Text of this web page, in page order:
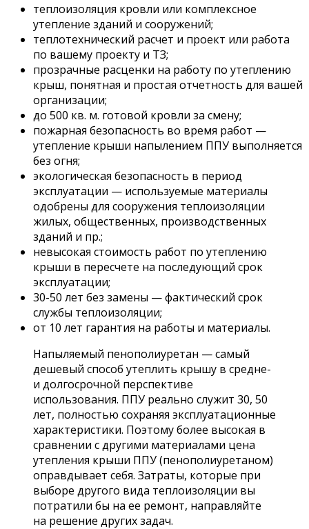
теплоизоляция кровли или комплексное
утепление зданий и сооружений;
теплотехнический расчет и проект или работа
по вашему проекту и ТЗ;
прозрачные расценки на работу по утеплению
крыш, понятная и простая отчетность для вашей
организации;
до 500 кв. м. готовой кровли за смену;
пожарная безопасность во время работ —
утепление крыши напылением ППУ выполняется
без огня;
экологическая безопасность в период
эксплуатации — используемые материалы
одобрены для сооружения теплоизоляции
жилых, общественных, производственных
зданий и пр.;
невысокая стоимость работ по утеплению
крыши в пересчете на последующий срок
эксплуатации;
30-50 лет без замены — фактический срок
службы теплоизоляции;
от 10 лет гарантия на работы и материалы.
Напыляемый пенополиуретан — самый
дешевый способ утеплить крышу в средне-
и долгосрочной перспективе
использования. ППУ реально служит 30, 50
лет, полностью сохраняя эксплуатационные
характеристики. Поэтому более высокая в
сравнении с другими материалами цена
утепления крыши ППУ (пенополиуретаном)
оправдывает себя. Затраты, которые при
выборе другого вида теплоизоляции вы
потратили бы на ее ремонт, направляйте
на решение других задач.